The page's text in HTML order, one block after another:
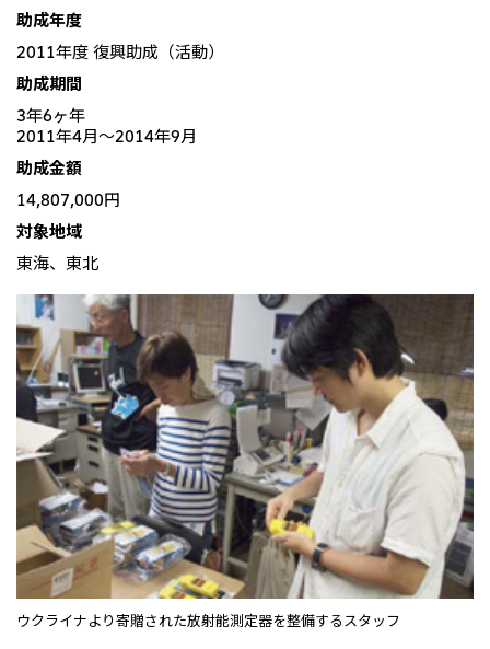
2026.8.4 適時開示
2027年3月期第1四半期決算
サステナビリティレポー
統合報告書
決算短信・決算情報 統合報告書
2027年3月期第1四半期決算説明会を開催しました
2026.8.4 適時開示
2026.8.4 適時開示
2027年3月期第1四半期決算
北米
米国三井物産株式会社
カナダ三井物産株式会社
中南米
メキシコ三井物産有限会社
チリ三井物産有限会社
ブラジル三井物産株式会社
欧州
欧州三井物産株式会社
ドイツ三井物産有限会社
ベネルックス三井物産株式会社
イタリア三井物産株式会社
三井物産モスクワ有限会社
アジア
助成年度
2011年度 復興助成（活動）
助成期間
3年6ヶ年
2011年4月～2014年9月
助成金額
14,807,000円
対象地域
東海、東北
ウクライナより寄贈された放射能測定器を整備するスタッフ